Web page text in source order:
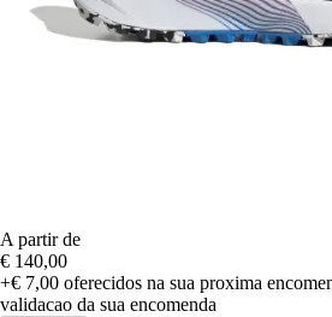
A partir de
€ 140,00
+€ 7,00 oferecidos na sua proxima
validacao da sua encomenda